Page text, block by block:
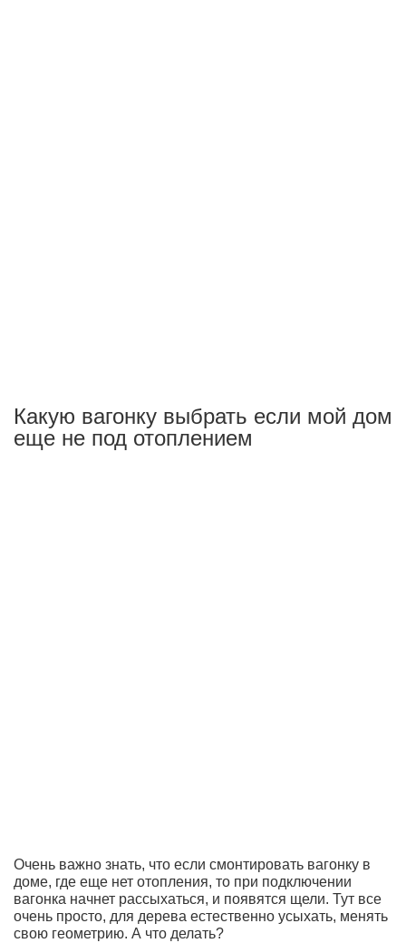
Какую вагонку выбрать если мой дом
еще не под отоплением
Очень важно знать, что если смонтировать вагонку в
доме, где еще нет отопления, то при подключении
вагонка начнет рассыхаться, и появятся щели. Тут все
очень просто, для дерева естественно усыхать, менять
свою геометрию. А что делать?